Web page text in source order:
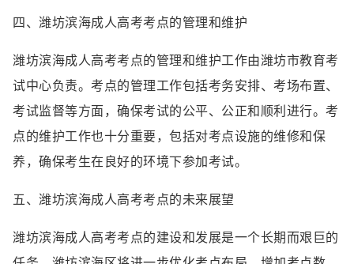
四、潍坊滨海成人高考考点的管理和维护
潍坊滨海成人高考考点的管理和维护工作由潍坊市教育考
试中心负责。考点的管理工作包括考务安排、考场布置、
考试监督等方面，确保考试的公平、公正和顺利进行。考
点的维护工作也十分重要，包括对考点设施的维修和保
养，确保考生在良好的环境下参加考试。
五、潍坊滨海成人高考考点的未来展望
潍坊滨海成人高考考点的建设和发展是一个长期而艰巨的